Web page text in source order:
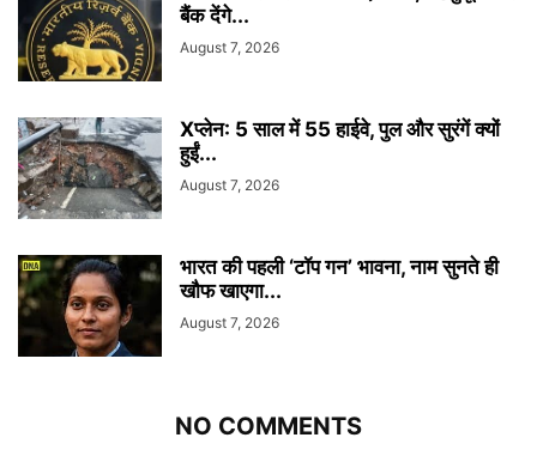
बैंक देंगे...
August 7, 2026
Xप्लेन: 5 साल में 55 हाईवे, पुल और सुरंगें क्यों
हुईं...
August 7, 2026
भारत की पहली ‘टॉप गन’ भावना, नाम सुनते ही
खौफ खाएगा...
August 7, 2026
NO COMMENTS